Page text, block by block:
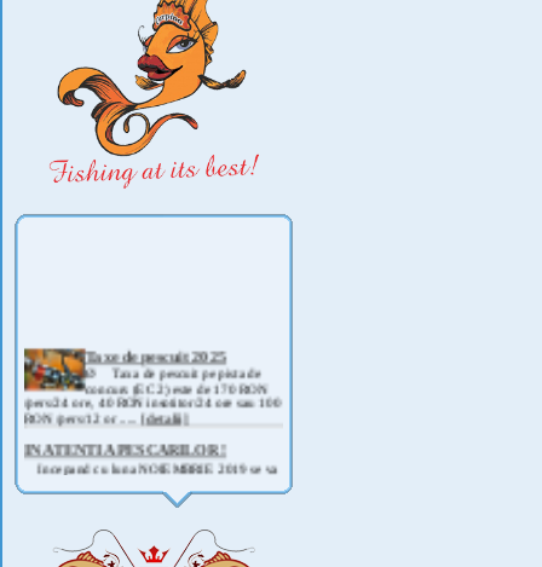
Taxe de pescuit 2025
Ø Taxa de pescuit pe pista de
concurs (EC 2) este de 170 RON
/pers/24 ore, 40 RON insotitor/24 ore sau 100
RON /pers/12 or .....[detalii]
IN ATENTIA PESCARILOR !
Incepand cu luna NOIEMBRIE 2019 se va
deschide pescuitul la rapitor pe lacul Corbu !
AVAND IN VEDERE SITUATIA ACTUALA -
COVID 19- DIN MOTIVE DE SIGURANTA ,